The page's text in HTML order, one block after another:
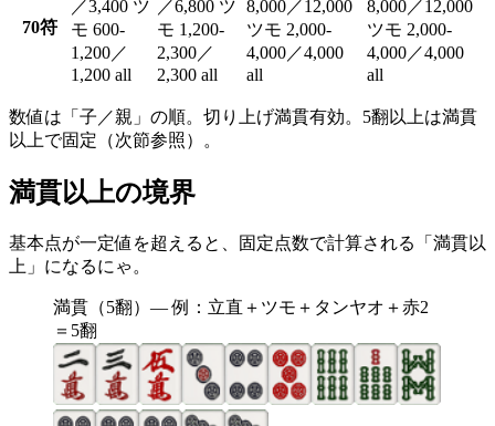
70符
／3,400 ツ
モ 600-
1,200／
1,200 all
／6,800 ツ
モ 1,200-
2,300／
2,300 all
8,000／12,000
ツモ 2,000-
4,000／4,000
all
8,000／12,000
ツモ 2,000-
4,000／4,000
all
数値は「子／親」の順。切り上げ満貫有効。5翻以上は満貫
以上で固定（次節参照）。
満貫以上の境界
基本点が一定値を超えると、固定点数で計算される「満貫以
上」になるにゃ。
満貫（5翻）— 例：立直＋ツモ＋タンヤオ＋赤2
＝5翻